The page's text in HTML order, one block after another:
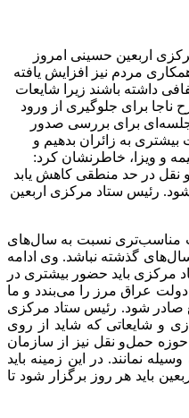
اربعین حسینی امروز
مردم نیز افزایش یافته
داشته باشند زیرا شایعات
برای جلوگیری از ورود
جلسه‌ای برای بررسی صدور
بیشتری به زائران بدهیم و
و ویزا، خاطرنشان کرد:
نقل در حد منطقی کاهش یابد
رئیس ستاد مرکزی اربعین
اینکه در حوزه زیرساختی وضعیت مناسب‌تری نسبت به سال‌های
گذشته نباشد. وی ادامه
مرکزی باید حضور بیشتری در
دولت عراق مرز را می‌بندد و ما
صادر شود. رئیس ستاد مرکزی
و شایعاتی که شاید از روی
حوزه حمل‌و نقل نیز از سازمان
نمانند. در این زمینه باید
باید هر روز برگزار شود تا